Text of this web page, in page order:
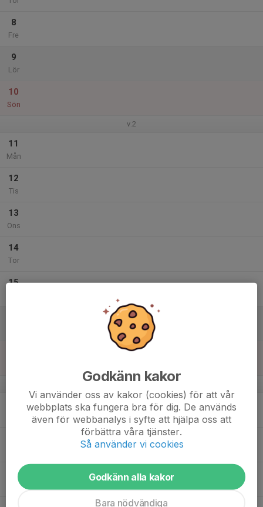
8
Fre
9
Lör
10
Sön
v.2
11
Mån
12
Tis
13
Ons
14
Tor
15
v.3
20
Ons
Godkänn kakor
Vi använder oss av kakor (cookies) för att vår
webbplats ska fungera bra för dig. De används
även för webbanalys i syfte att hjälpa oss att
förbättra våra tjänster.
Så använder vi cookies
Godkänn alla kakor
Bara nödvändiga